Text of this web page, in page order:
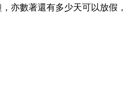
亦數著還有多少天可以放假